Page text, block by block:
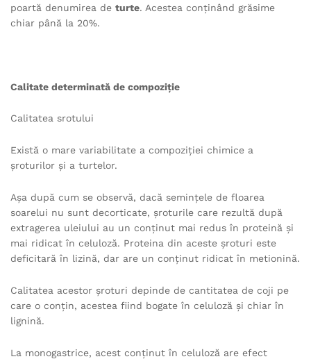
poartă denumirea de turte. Acestea conţinând grăsime
chiar până la 20%.
Calitate determinată de compoziţie
Calitatea srotului
Există o mare variabilitate a compoziţiei chimice a
şroturilor şi a turtelor.
Aşa după cum se observă, dacă seminţele de floarea
soarelui nu sunt decorticate, şroturile care rezultă după
extragerea uleiului au un conţinut mai redus în proteină şi
mai ridicat în celuloză. Proteina din aceste şroturi este
deficitară în lizină, dar are un conţinut ridicat în metionină.
Calitatea acestor şroturi depinde de cantitatea de coji pe
care o conţin, acestea fiind bogate în celuloză şi chiar în
lignină.
La monogastrice, acest conţinut în celuloză are efect